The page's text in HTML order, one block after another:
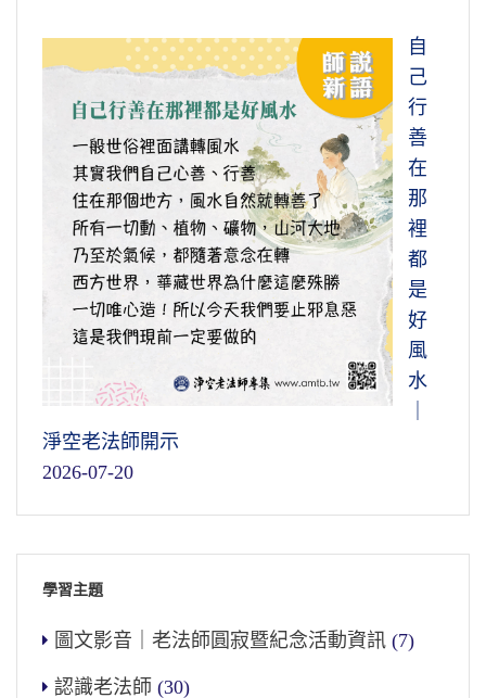
自
己
行
善
在
那
裡
都
是
好
風
水
淨空老法師開示
2026-07-20
學習主題
圖文影音｜老法師圓寂暨紀念活動資訊 (7)
認識老法師 (30)